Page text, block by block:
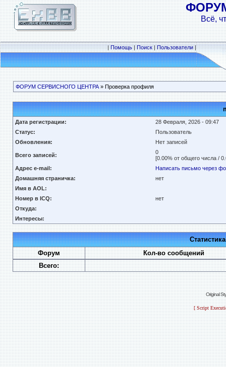
Всё,
|Помощь|Поиск|Пользователи|
ФОРУМ СЕРВИСНОГО ЦЕНТРА» Проверка профиля
Дата регистрации:
28 Февраля, 2026 - 09:47
Статус:
Пользователь
Обновления:
Нет записей
Всего записей:
0
[0.00% от общего числа /
Адрес e-mail:
Написать письмо через
Домашняя страничка:
нет
Имя в AOL:
Номер в ICQ:
нет
Откуда:
Интересы:
Форум
Кол-во сообщений
Всего:
Original
[ Script